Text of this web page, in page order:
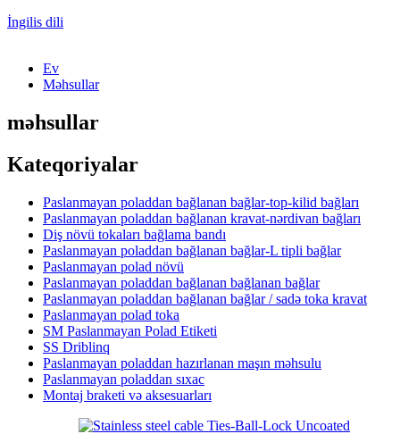
İngilis dili
Ev
Məhsullar
məhsullar
Kateqoriyalar
Paslanmayan poladdan bağlanan bağlar-top-kilid bağları
Paslanmayan poladdan bağlanan kravat-nərdivan bağları
Diş növü tokaları bağlama bandı
Paslanmayan poladdan bağlanan bağlar-L tipli bağlar
Paslanmayan polad növü
Paslanmayan poladdan bağlanan bağlanan bağlar
Paslanmayan poladdan bağlanan bağlar / sadə toka kravat
Paslanmayan polad toka
SM Paslanmayan Polad Etiketi
SS Driblinq
Paslanmayan poladdan hazırlanan maşın məhsulu
Paslanmayan poladdan sıxac
Montaj braketi və aksesuarları